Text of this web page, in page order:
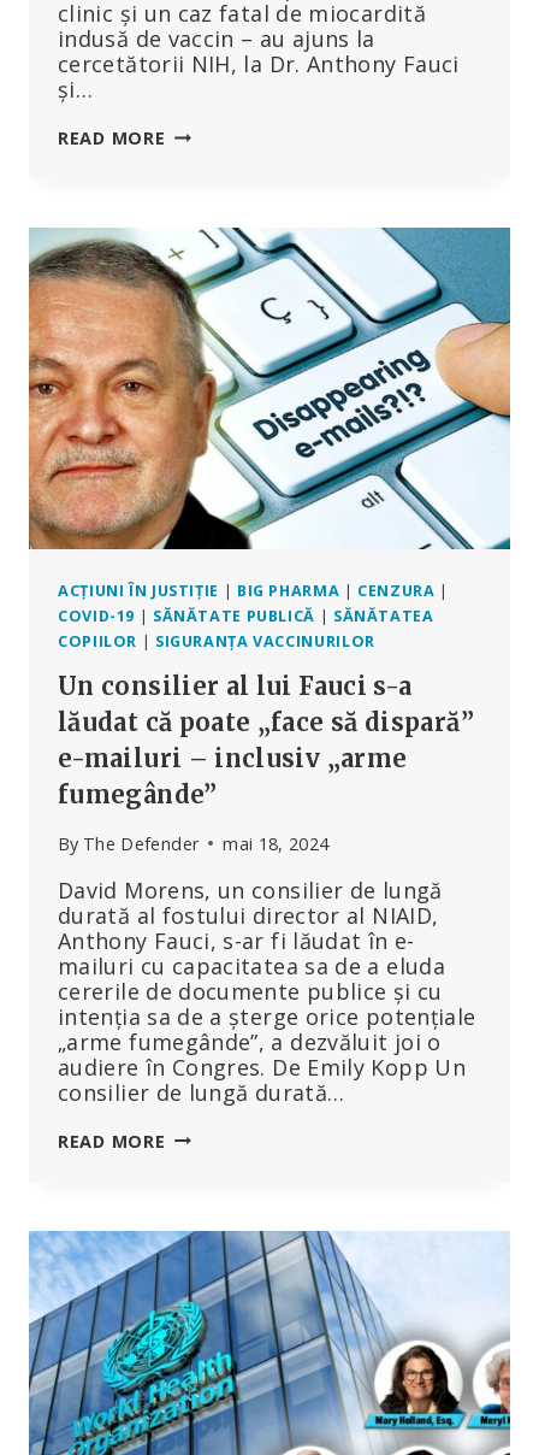
clinic și un caz fatal de miocardită
indusă de vaccin – au ajuns la
cercetătorii NIH, la Dr. Anthony Fauci
și…
READ MORE 300
MAILURI
NU
LASĂ
NICIUN
DUBIU:
FAUCI
ȘI
AU
ȘTIUT
DE
LA
DESPRE
RĂNIRI
ȘI
DUPĂ
VACCINUL
COVID
ACȚIUNI ÎN JUSTIȚIE | BIG PHARMA | CENZURA |
COVID-19 | SĂNĂTATE PUBLICĂ | SĂNĂTATEA
COPIILOR | SIGURANȚA VACCINURILOR
Un consilier al lui Fauci s-a
lăudat că poate „face să dispară”
e-mailuri – inclusiv „arme
fumegânde”
By The Defender mai 18, 2024
David Morens, un consilier de lungă
durată al fostului director al NIAID,
Anthony Fauci, s-ar fi lăudat în e-
mailuri cu capacitatea sa de a eluda
cererile de documente publice și cu
intenția sa de a șterge orice potențiale
„arme fumegânde”, a dezvăluit joi o
audiere în Congres. De Emily Kopp Un
consilier de lungă durată…
READ MORE UN
FAUCI
LĂUDAT
CĂ
POATE
„FACE
SĂ
DISPARĂ”